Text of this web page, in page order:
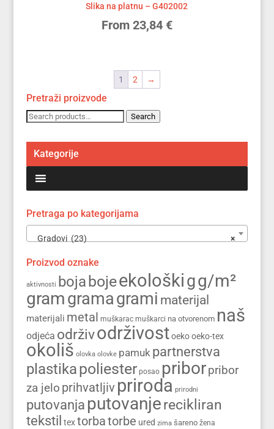
Slika na platnu – G402002
From 23,84 €
1 2 →
Pretraži proizvode
Search
Search
Kategorije
Pretraga po kategorijama
×
Gradovi (23)
Proizvod oznake
aktivnosti boja bojeekološkigg/m²
gramgramagrami materijal
materijali metal muškarac muškarci na otvorenom naš
odjeća održivodrživost oeko oeko-tex
okoliš olovka olovke pamuk partnerstva
plastikapoliester posao priborpribor
za jelo prihvatljiv priroda prirodni
putovanja putovanjerecikliran
tekstil tex torbatorbe ured zima šareno žena